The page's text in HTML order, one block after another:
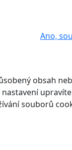
Ano,
obsah
souborů